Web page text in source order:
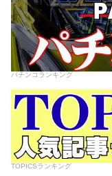
パチンコランキング
TOPICSランキング